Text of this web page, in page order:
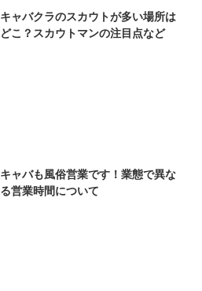
キャバクラのスカウトが多い場所は
どこ？スカウトマンの注目点など
キャバも風俗営業です！業態で異な
る営業時間について